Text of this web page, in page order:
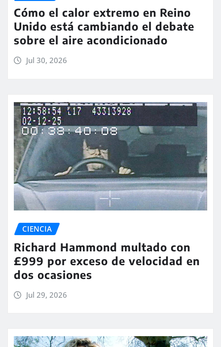
Cómo el calor extremo en Reino
Unido está cambiando el debate
sobre el aire acondicionado
Jul 30, 2026
CIENCIA
Richard Hammond multado con
£999 por exceso de velocidad en
dos ocasiones
Jul 29, 2026